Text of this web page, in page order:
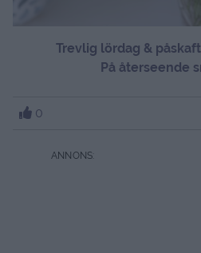
Trevlig lördag &
På återseende
0